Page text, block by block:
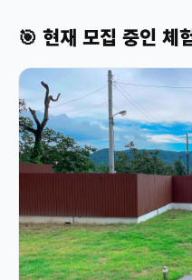
🎯 현재 모집 중인 체